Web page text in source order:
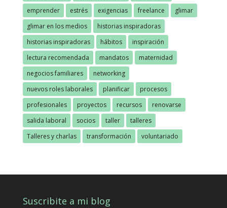
emprender
estrés exigencias freelance
glimar
glimar en los medios
historias inspiradoras
historias inspiradoras
hábitos
inspiración
lectura recomendada
mandatos
maternidad
negocios familiares
networking
nuevos roles laborales
planificar
procesos
profesionales
proyectos recursos
renovarse
salida laboral
socios taller
talleres
Talleres y charlas
transformación voluntariado
Suscribite a mi blog